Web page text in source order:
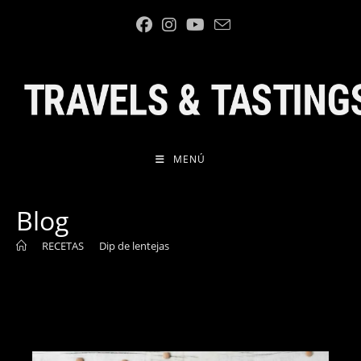
MENÚ
Blog
RECETAS Dip de lentejas